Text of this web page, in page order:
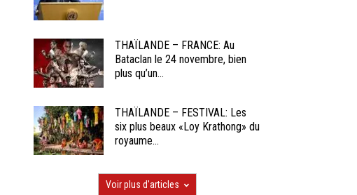
THAÏLANDE – FRANCE: Au
Bataclan le 24 novembre, bien
plus qu’un...
THAÏLANDE – FESTIVAL: Les
six plus beaux «Loy Krathong» du
royaume...
Voir plus d'articles